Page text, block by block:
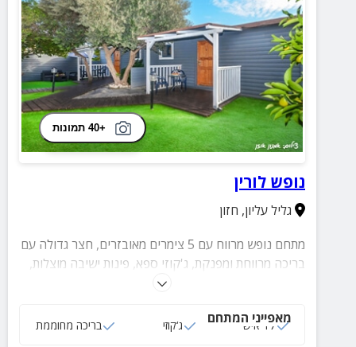
+40 תמונות
נופש לורין
גליל עליון, חזון
מתחם נופש מרווח עם 5 צימרים מאובזרים, חצר גדולה עם
בריכה מרווחת ומפנקת, ג'קוזי ספא, פינות ישיבה מוצלות,
עמדת מנגל מסודרת, פרגולה גדולה עם שולחן מרכזי,
מאפייני המתחם
17 איש ג‘קוזי בריכה מחוממת